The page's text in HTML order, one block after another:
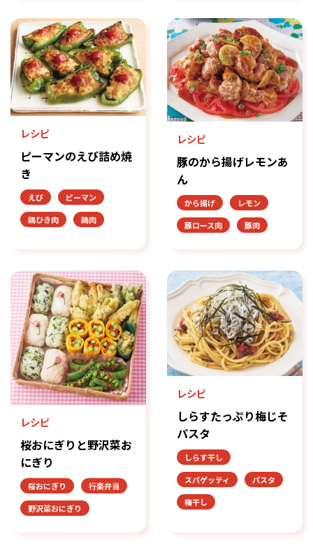
レシピ
ピーマンのえび詰め焼
き
えび
ピーマン
鶏ひき肉
鶏肉
レシピ
豚のから揚げレモンあ
ん
から揚げ
レモン
豚ロース肉
豚肉
レシピ
桜おにぎりと野沢菜お
にぎり
桜おにぎり
行楽弁当
野沢菜おにぎり
レシピ
しらすたっぷり梅じそ
パスタ
しらす干し
スパゲッティ
パスタ
梅干し